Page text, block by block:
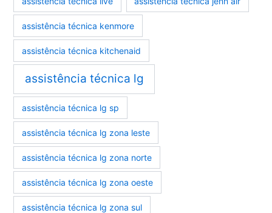
assistência técnica kenmore
assistência técnica kitchenaid
assistência técnica lg
assistência técnica lg sp
assistência técnica lg zona leste
assistência técnica lg zona norte
assistência técnica lg zona oeste
assistência técnica lg zona sul